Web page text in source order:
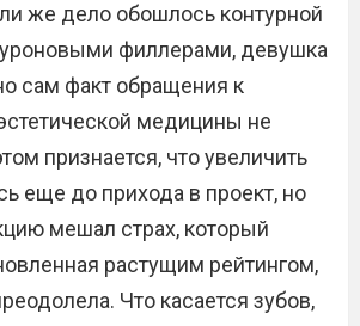
же дело обошлось контурной
филлерами, девушка
сам факт обращения к
медицины не
признается, что увеличить
еще до прихода в проект, но
мешал страх, который
растущим рейтингом,
Что касается зубов,